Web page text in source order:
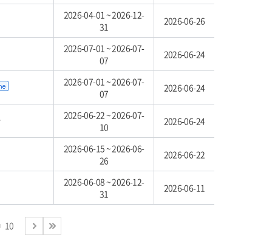
2026-04-01 ~ 2026-12-
31
2026-06-26
2026-07-01 ~ 2026-07-
07
2026-06-24
2026-07-01 ~ 2026-07-
07
2026-06-24
2026-06-22 ~ 2026-07-
10
2026-06-24
2026-06-15 ~ 2026-06-
26
2026-06-22
2026-06-08 ~ 2026-12-
31
2026-06-11
10